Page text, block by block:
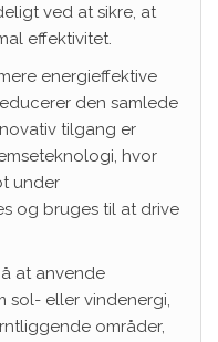
ved at sikre, at
effektivitet.
energieffektive
den samlede
tilgang er
hvor
under
og bruges til at drive
at anvende
sol- eller vindenergi,
områder,